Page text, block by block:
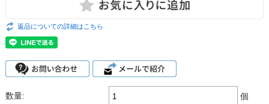
返品についての詳細はこちら
数量: 個